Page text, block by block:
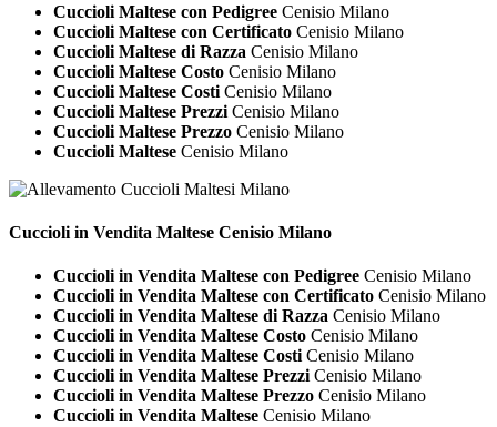
Cuccioli Maltese con Pedigree Cenisio Milano
Cuccioli Maltese con Certificato Cenisio Milano
Cuccioli Maltese di Razza Cenisio Milano
Cuccioli Maltese Costo Cenisio Milano
Cuccioli Maltese Costi Cenisio Milano
Cuccioli Maltese Prezzi Cenisio Milano
Cuccioli Maltese Prezzo Cenisio Milano
Cuccioli Maltese Cenisio Milano
Cuccioli in Vendita Maltese Cenisio Milano
Cuccioli in Vendita Maltese con Pedigree Cenisio Milano
Cuccioli in Vendita Maltese con Certificato Cenisio Milano
Cuccioli in Vendita Maltese di Razza Cenisio Milano
Cuccioli in Vendita Maltese Costo Cenisio Milano
Cuccioli in Vendita Maltese Costi Cenisio Milano
Cuccioli in Vendita Maltese Prezzi Cenisio Milano
Cuccioli in Vendita Maltese Prezzo Cenisio Milano
Cuccioli in Vendita Maltese Cenisio Milano